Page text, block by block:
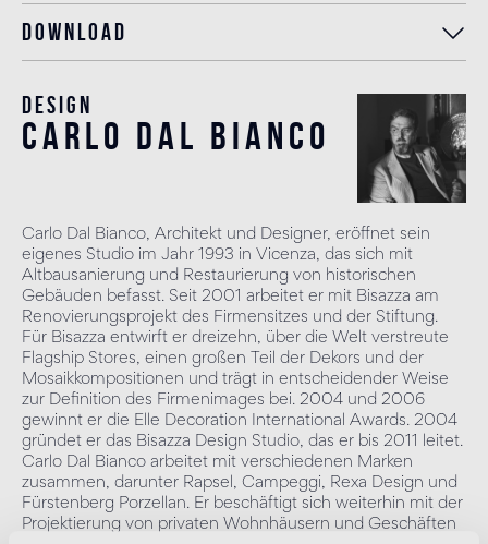
Download
Design
carlo dal bianco
Carlo Dal Bianco, Architekt und Designer, eröffnet sein
eigenes Studio im Jahr 1993 in Vicenza, das sich mit
Altbausanierung und Restaurierung von historischen
Gebäuden befasst. Seit 2001 arbeitet er mit Bisazza am
Renovierungsprojekt des Firmensitzes und der Stiftung.
Für Bisazza entwirft er dreizehn, über die Welt verstreute
Flagship Stores, einen großen Teil der Dekors und der
Mosaikkompositionen und trägt in entscheidender Weise
zur Definition des Firmenimages bei. 2004 und 2006
gewinnt er die Elle Decoration International Awards. 2004
gründet er das Bisazza Design Studio, das er bis 2011 leitet.
Carlo Dal Bianco arbeitet mit verschiedenen Marken
zusammen, darunter Rapsel, Campeggi, Rexa Design und
Fürstenberg Porzellan. Er beschäftigt sich weiterhin mit der
Projektierung von privaten Wohnhäusern und Geschäften